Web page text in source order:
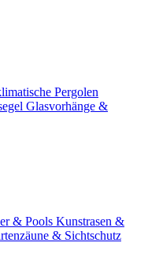
Pergolen
Glasvorhänge &
& Pools Kunstrasen &
& Sichtschutz